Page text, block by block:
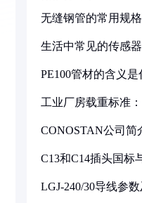
无缝钢管的常用规
生活中常见的传感
PE100管材的含义是
工业厂房载重标准
CONOSTAN公司简
C13和C14插头国标
LGJ-240/30导线参